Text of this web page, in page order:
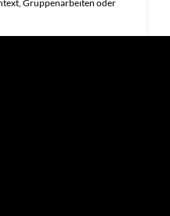
Gruppenarbeiten oder